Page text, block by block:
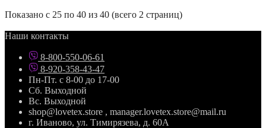
Показано с 25 по 40 из 40 (всего 2 страниц)
Наши контакты
8-800-550-06-61
8-920-358-43-47
Пн-Пт. с 8-00 до 17-00
Сб. Выходной
Вс. Выходной
shop@lovetex.store , manager.lovetex.store@mail.ru
г. Иваново, ул. Тимирязева, д. 60А